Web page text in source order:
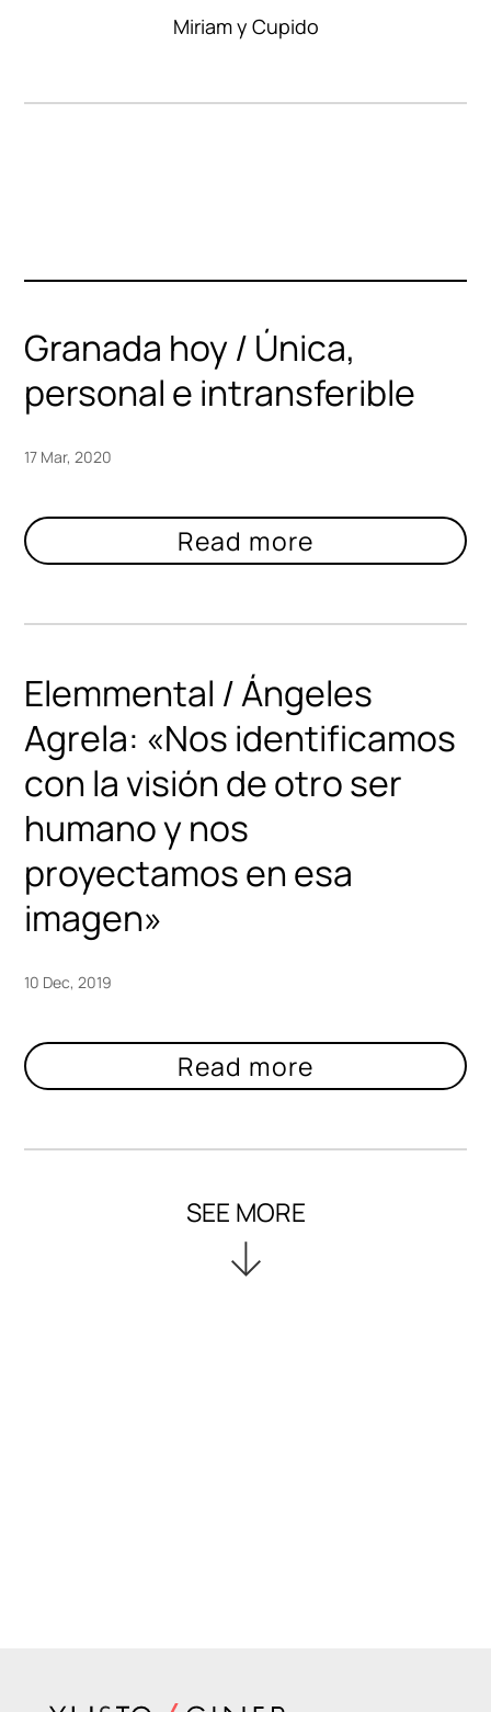
Miriam y Cupido
Granada hoy / Única,
personal e intransferible
17 Mar, 2020
Elemmental / Ángeles
Agrela: «Nos identificamos
con la visión de otro ser
humano y nos
proyectamos en esa
imagen»
10 Dec, 2019